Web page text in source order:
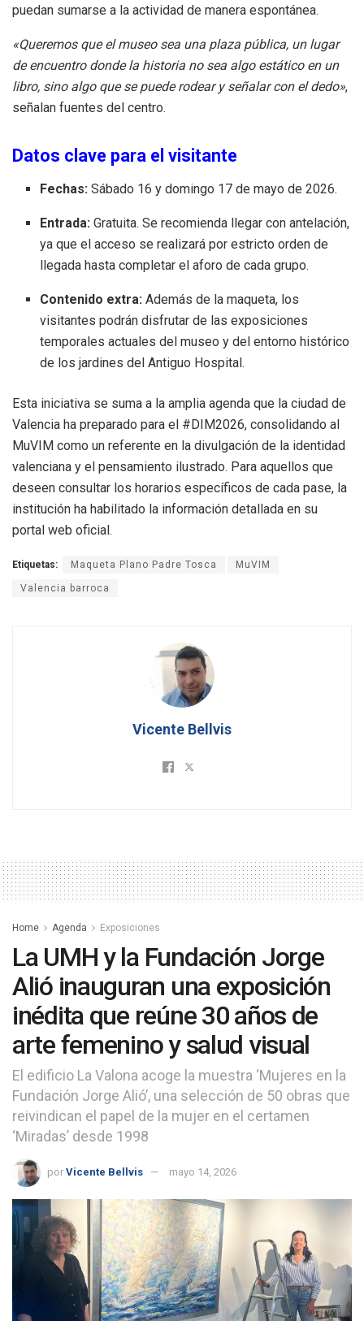
puedan sumarse a la actividad de manera espontánea.
«Queremos que el museo sea una plaza pública, un lugar
de encuentro donde la historia no sea algo estático en un
libro, sino algo que se puede rodear y señalar con el dedo»,
señalan fuentes del centro.
Datos clave para el visitante
Fechas: Sábado 16 y domingo 17 de mayo de 2026.
Entrada: Gratuita. Se recomienda llegar con antelación,
ya que el acceso se realizará por estricto orden de
llegada hasta completar el aforo de cada grupo.
Contenido extra: Además de la maqueta, los
visitantes podrán disfrutar de las exposiciones
temporales actuales del museo y del entorno histórico
de los jardines del Antiguo Hospital.
Esta iniciativa se suma a la amplia agenda que la ciudad de
Valencia ha preparado para el #DIM2026, consolidando al
MuVIM como un referente en la divulgación de la identidad
valenciana y el pensamiento ilustrado. Para aquellos que
deseen consultar los horarios específicos de cada pase, la
institución ha habilitado la información detallada en su
portal web oficial.
Etiquetas: Maqueta Plano Padre Tosca MuVIM
Valencia barroca
Vicente Bellvis
Home Agenda Exposiciones
La UMH y la Fundación Jorge
Alió inauguran una exposición
inédita que reúne 30 años de
arte femenino y salud visual
El edificio La Valona acoge la muestra ‘Mujeres en la
Fundación Jorge Alió’, una selección de 50 obras que
reivindican el papel de la mujer en el certamen
‘Miradas’ desde 1998
por Vicente Bellvis mayo 14, 2026